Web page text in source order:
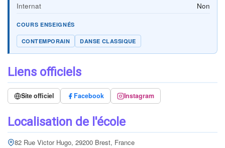
Internat
Non
COURS ENSEIGNÉS
CONTEMPORAIN DANSE CLASSIQUE
Liens officiels
Site officiel Facebook Instagram
Localisation de l'école
82 Rue Victor Hugo, 29200 Brest, France